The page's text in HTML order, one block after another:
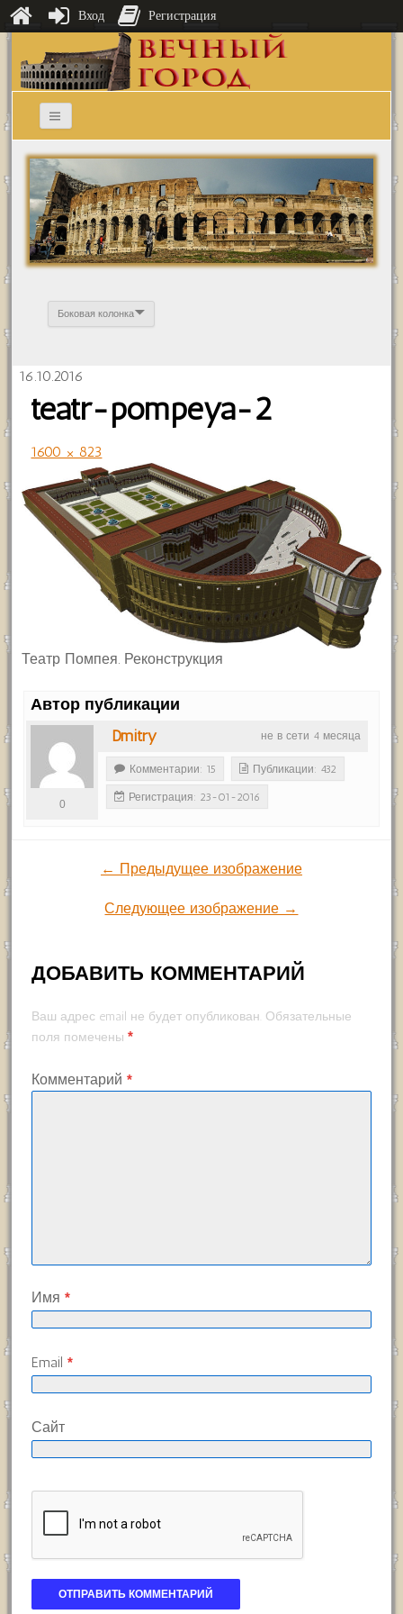
Боковая колонка
16.10.2016
teatr-pompeya-2
1600 × 823
Театр Помпея. Реконструкция
Автор публикации
не в сети 4 месяца
Dmitry
0
Комментарии: 15 Публикации: 432
Регистрация: 23-01-2016
← Предыдущее изображение
Следующее изображение →
ДОБАВИТЬ КОММЕНТАРИЙ
Ваш адрес email не будет опубликован. Обязательные
поля помечены *
Комментарий *
Имя *
Email *
Сайт
Вход Регистрация